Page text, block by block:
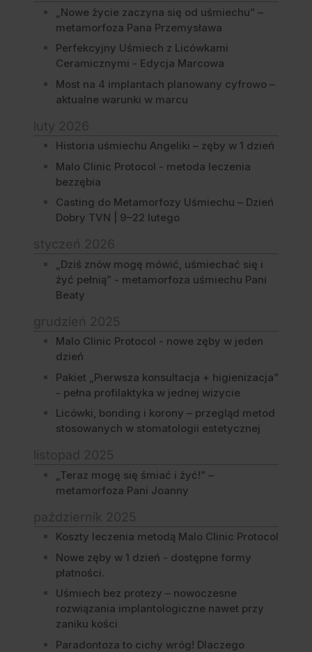
„Nowe życie zaczyna się od uśmiechu” –
metamorfoza Pana Przemysława
Perfekcyjny Uśmiech z Licówkami
Ceramicznymi - Edycja Marcowa
Most na 4 implantach planowany cyfrowo –
aktualne warunki w marcu
Historia uśmiechu Angeliki – zęby w 1 dzień
Malo Clinic Protocol - metoda leczenia
bezzębia
Casting do Metamorfozy Uśmiechu – Dzień
Dobry TVN | 9–22 lutego
„Dziś znów mogę mówić, uśmiechać się i
żyć pełnią” - metamorfoza uśmiechu Pani
Beaty
Malo Clinic Protocol - nowe zęby w jeden
dzień
Pakiet „Pierwsza konsultacja + higienizacja”
- pełna profilaktyka w jednej wizycie
Licówki, bonding i korony – przegląd metod
stosowanych w stomatologii estetycznej
„Teraz mogę się śmiać i żyć!” –
metamorfoza Pani Joanny
Koszty leczenia metodą Malo Clinic Protocol
Nowe zęby w 1 dzień - dostępne formy
płatności.
Uśmiech bez protezy – nowoczesne
rozwiązania implantologiczne nawet przy
zaniku kości
Paradontoza to cichy wróg! Dlaczego